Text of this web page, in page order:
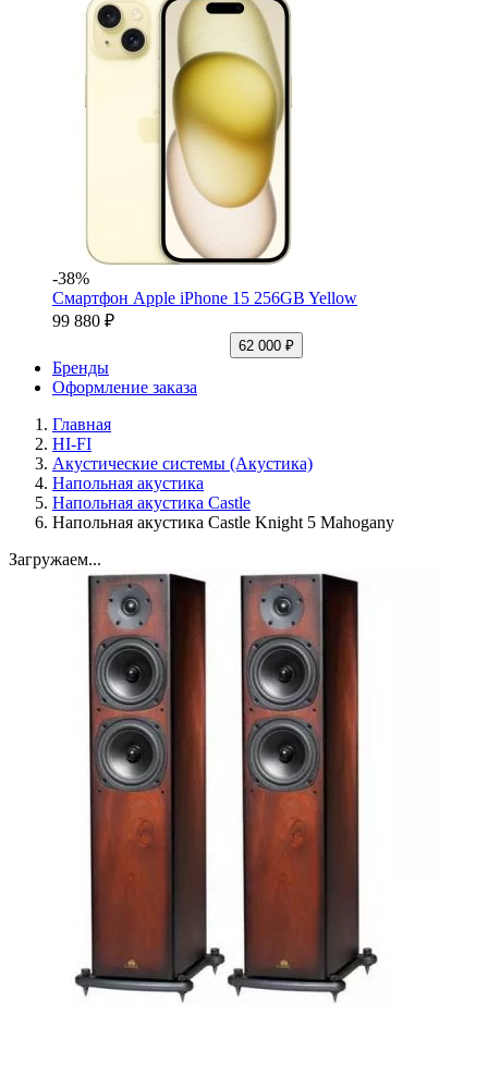
-38%
Смартфон Apple iPhone 15 256GB Yellow
99 880 ₽
62 000 ₽
Бренды
Оформление заказа
Главная
HI-FI
Акустические системы (Акустика)
Напольная акустика
Напольная акустика Castle
Напольная акустика Castle Knight 5 Mahogany
Загружаем...